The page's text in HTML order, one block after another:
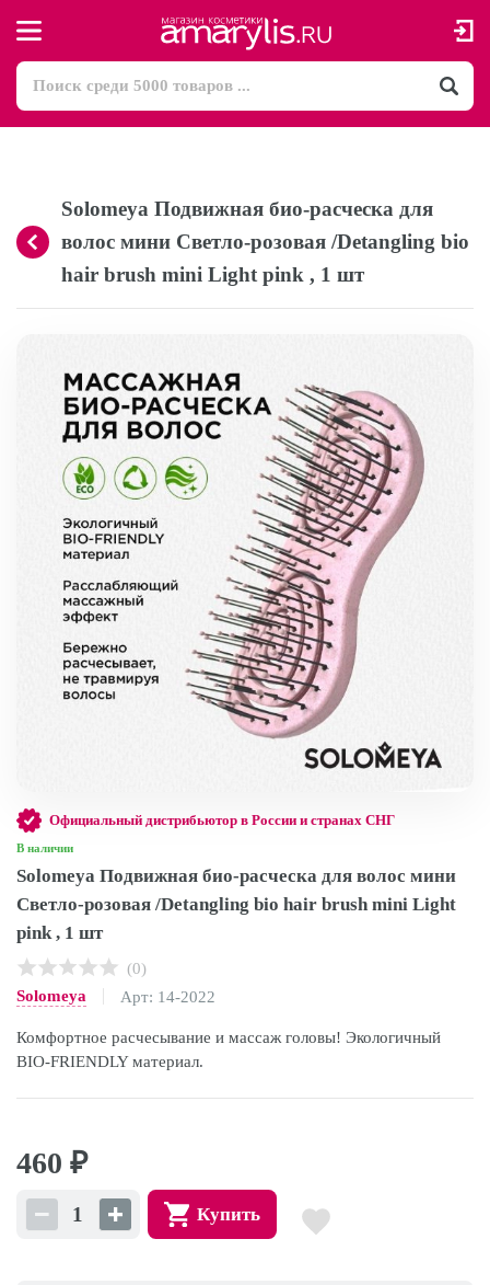
Solomeya Подвижная био-расческа для
волос мини Светло-розовая /Detangling bio
hair brush mini Light pink , 1 шт
Официальный дистрибьютор в России и странах СНГ
В наличии
Solomeya Подвижная био-расческа для волос мини
Светло-розовая /Detangling bio hair brush mini Light
pink , 1 шт
(0)
Solomeya
Арт: 14-2022
Комфортное расчесывание и массаж головы! Экологичный
BIO-FRIENDLY материал.
460 ₽
Купить